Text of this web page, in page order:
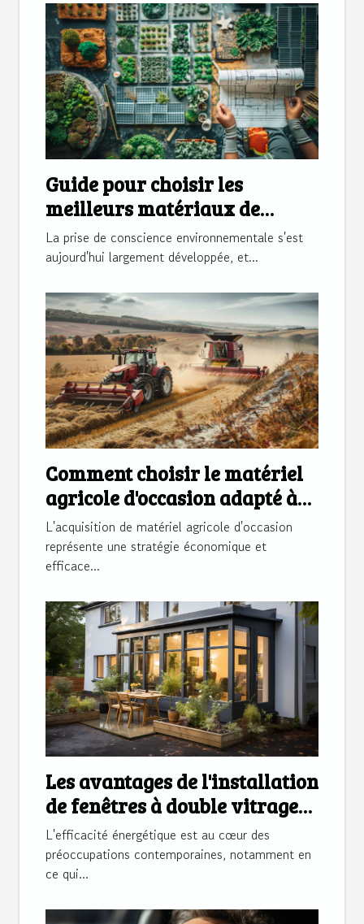
Guide pour choisir les
meilleurs matériaux de
construction écologiques
La prise de conscience environnementale s'est
aujourd'hui largement développée, et...
Comment choisir le matériel
agricole d'occasion adapté à
vos besoins
L'acquisition de matériel agricole d'occasion
représente une stratégie économique et
efficace...
Les avantages de l'installation
de fenêtres à double vitrage
pour l'efficacité énergétique
dans les maisons à Blois
L'efficacité énergétique est au cœur des
préoccupations contemporaines, notamment en
ce qui...